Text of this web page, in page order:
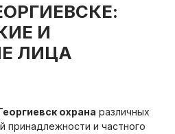
И
ЛИЦА
охрана различных
принадлежности и частного